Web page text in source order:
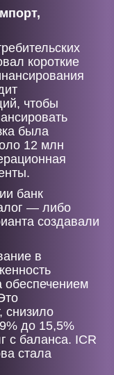
короткие
чтобы
была
12 млн
банк
— либо
создавали
в
обеспечением
снизило
до 15,5%
с баланса. ICR
стала